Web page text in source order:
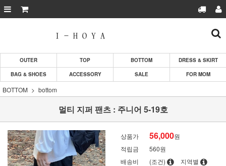
OUTER TOP BOTTOM
DRESS & SKIRT
BAG & SHOES
ACCESSORY SALE FOR MOM
BOTTOM bottom
멀티 지퍼 팬츠 : 주니어 5-19호
상품가 56,000원
적립금
560원
배송비
(조건) 지역별